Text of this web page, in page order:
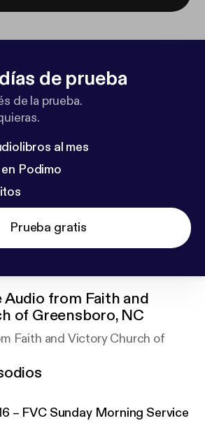
de prueba
de la prueba.
al mes
Podimo
Prueba gratis
Audio from Faith and
of Greensboro, NC
Faith and Victory Church of
– FVC Sunday Morning Service